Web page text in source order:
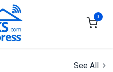
0
See All